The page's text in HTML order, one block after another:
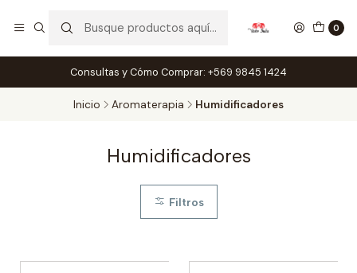
0
Consultas y Cómo Comprar: +569 9845 1424
Inicio Aromaterapia Humidificadores
Humidificadores
Filtros